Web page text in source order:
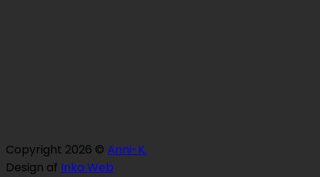
Copyright 2026 © Anni-K.
Design af Inka Web